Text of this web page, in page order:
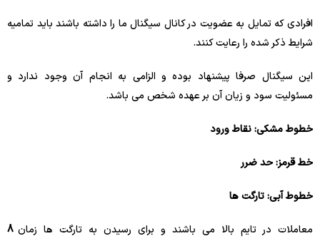
افرادی که تمایل به عضویت در کانال سیگنال ما را داشته باشند باید تمامیه
شرایط ذکر شده را رعایت کنند.
این سیگنال صرفا پیشنهاد بوده و الزامی به انجام آن وجود ندارد و
مسئولیت سود و زیان آن بر عهده شخص می باشد.
خطوط مشکی: نقاط ورود
خط قرمز: حد ضرر
خطوط آبی: تارگت ها
معاملات در تایم بالا می باشند و برای رسیدن به تارگت ها زمان 8